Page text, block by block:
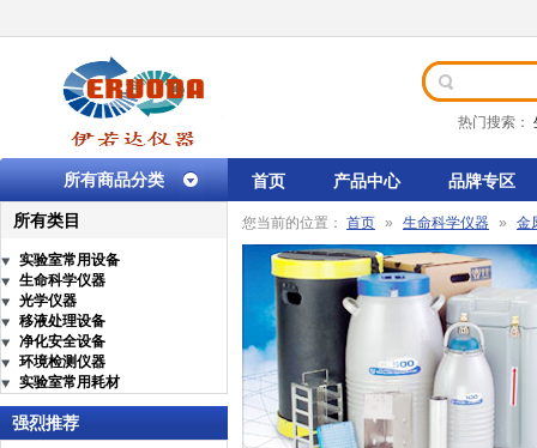
热门搜索：
首页 产品中心 品牌专区
所有商品分类
所有类目
实验室常用设备
生命科学仪器
光学仪器
移液处理设备
净化安全设备
环境检测仪器
实验室常用耗材
强烈推荐
您当前的位置： 首页 » 生命科学仪器 » 金